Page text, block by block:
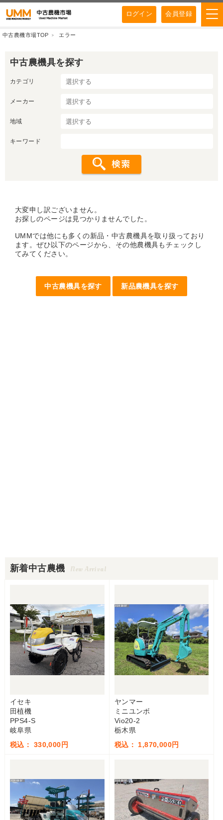
ログイン 会員登録
中古農機市場TOP エラー
中古農機具を探す
カテゴリ
メーカー
地域
キーワード
大変申し訳ございません。
お探しのページは見つかりませんでした。
UMMでは他にも多くの新品・中古農機具を取り扱っており
ます。ぜひ以下のページから、その他農機具もチェックし
てみてください。
中古農機具を探す 新品農機具を探す
新着中古農機 New Arrival
イセキ
田植機
PPS4-S
岐阜県
税込： 330,000円
ヤンマー
ミニユンボ
Vio20-2
栃木県
税込： 1,870,000円